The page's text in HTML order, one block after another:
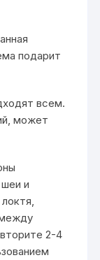
подарит
всем.
может
и
2-4